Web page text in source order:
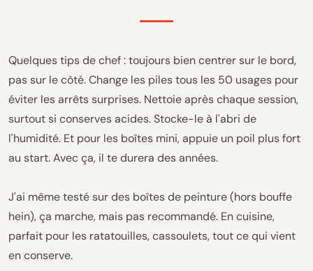
Quelques tips de chef : toujours bien centrer sur le bord,
pas sur le côté. Change les piles tous les 50 usages pour
éviter les arrêts surprises. Nettoie après chaque session,
surtout si conserves acides. Stocke-le à l'abri de
l'humidité. Et pour les boîtes mini, appuie un poil plus fort
au start. Avec ça, il te durera des années.
J'ai même testé sur des boîtes de peinture (hors bouffe
hein), ça marche, mais pas recommandé. En cuisine,
parfait pour les ratatouilles, cassoulets, tout ce qui vient
en conserve.